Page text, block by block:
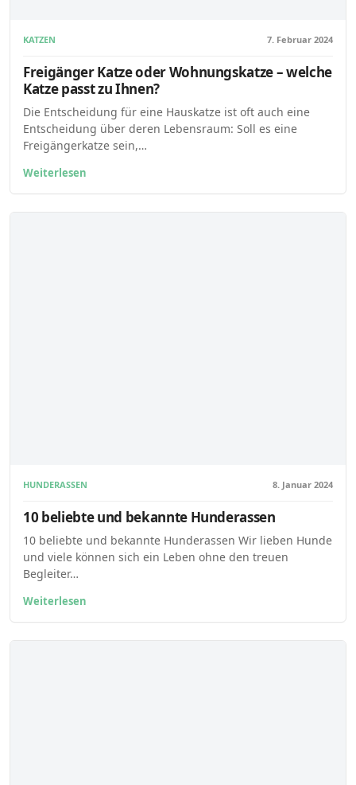
KATZEN 7. Februar 2024
Freigänger Katze oder Wohnungskatze – welche
Katze passt zu Ihnen?
Die Entscheidung für eine Hauskatze ist oft auch eine
Entscheidung über deren Lebensraum: Soll es eine
Freigängerkatze sein,…
Weiterlesen
HUNDERASSEN 8. Januar 2024
10 beliebte und bekannte Hunderassen
10 beliebte und bekannte Hunderassen Wir lieben Hunde
und viele können sich ein Leben ohne den treuen
Begleiter…
Weiterlesen